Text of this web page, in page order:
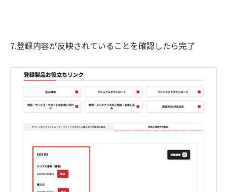
7.登録内容が反映されていることを確認したら完了